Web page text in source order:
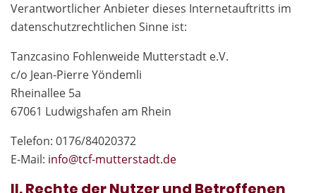
Verantwortlicher Anbieter dieses Internetauftritts im
datenschutzrechtlichen Sinne ist:
Tanzcasino Fohlenweide Mutterstadt e.V.
c/o Jean-Pierre Yöndemli
Rheinallee 5a
67061 Ludwigshafen am Rhein
Telefon: 0176/84020372
E-Mail: info@tcf-mutterstadt.de
II. Rechte der Nutzer und Betroffenen